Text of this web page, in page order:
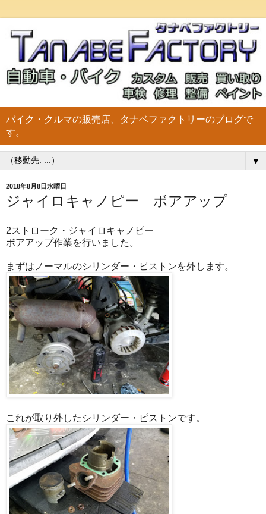
バイク・クルマの販売店、タナベファクトリーのブログで
す。
▼
2018年8月8日水曜日
ジャイロキャノピー ボアアップ
2ストローク・ジャイロキャノピー
ボアアップ作業を行いました。
まずはノーマルのシリンダー・ピストンを外します。
これが取り外したシリンダー・ピストンです。